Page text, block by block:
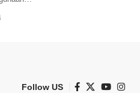
Follow US